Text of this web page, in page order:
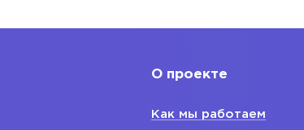
О проекте
Как мы работаем